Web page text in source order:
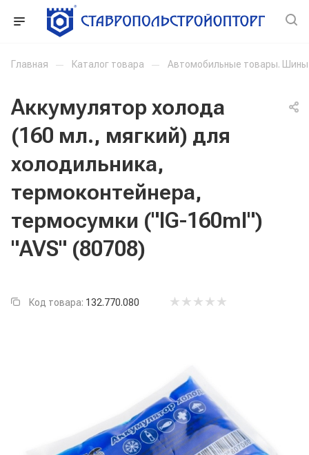
Главная — Каталог товара — Автомобильные товары. Шины
Аккумулятор холода
(160 мл., мягкий) для
холодильника,
термоконтейнера,
термосумки ("IG-160ml")
"AVS" (80708)
Код товара: 132.770.080